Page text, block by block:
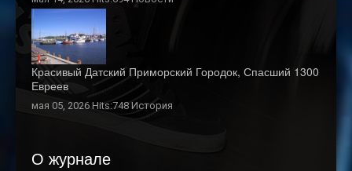
Красивый Датский Приморский Городок, Спасший 1300
Евреев
мая 05, 2026 Hits:748 История
О журнале